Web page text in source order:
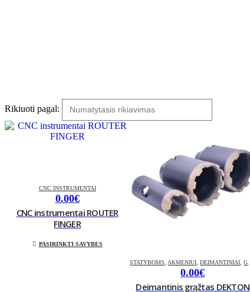
Rikiuoti pagal:
CNC INSTRUMENTAI
0.00€
CNC instrumentai ROUTER
FINGER
PASIRINKTI SAVYBES
STATYBOMS,AKMENIUI,DEIMANTINIAI,GRĄŽTAI
0.00€
Deimantinis grąžtas DEKTON